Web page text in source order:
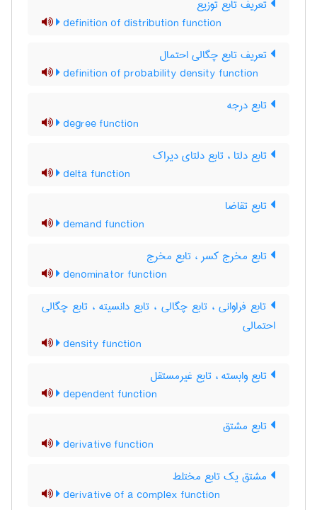
تعریف تابع توزیع
definition of distribution function
تعریف تابع چگالی احتمال
definition of probability density function
تابع درجه
degree function
تابع دلتا ، تابع دلتای دیراک
delta function
تابع تقاضا
demand function
تابع مخرج کسر ، تابع مخرج
denominator function
تابع فراوانی ، تابع چگالی ، تابع دانسیته ، تابع چگالی
احتمالی
density function
تابع وابسته ، تابع غیرمستقل
dependent function
تابع مشتق
derivative function
مشتق یک تابع مختلط
derivative of a complex function